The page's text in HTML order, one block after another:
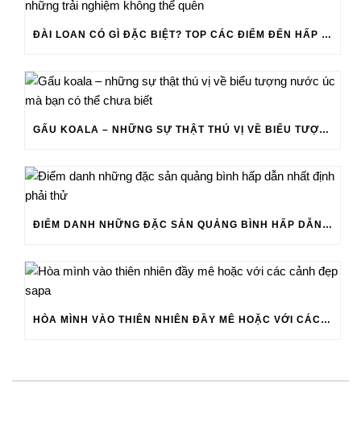
ĐÀI LOAN CÓ GÌ ĐẶC BIỆT? TOP CÁC ĐIỂM ĐẾN HẤP DẪN VÀ NHỮNG TRẢI NGHIỆM KHÔNG THỂ QUÊN
GẤU KOALA – NHỮNG SỰ THẬT THÚ VỊ VỀ BIỂU TƯỢNG NƯỚC ÚC MÀ BẠN CÓ THỂ CHƯA BIẾT
ĐIỂM DANH NHỮNG ĐẶC SẢN QUẢNG BÌNH HẤP DẪN NHẤT ĐỊNH PHẢI THỬ
HÒA MÌNH VÀO THIÊN NHIÊN ĐẦY MÊ HOẶC VỚI CÁC CẢNH ĐẸP SAPA